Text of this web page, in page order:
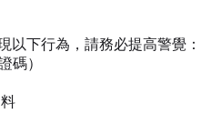
以下行為，請務必提高警覺：
碼）